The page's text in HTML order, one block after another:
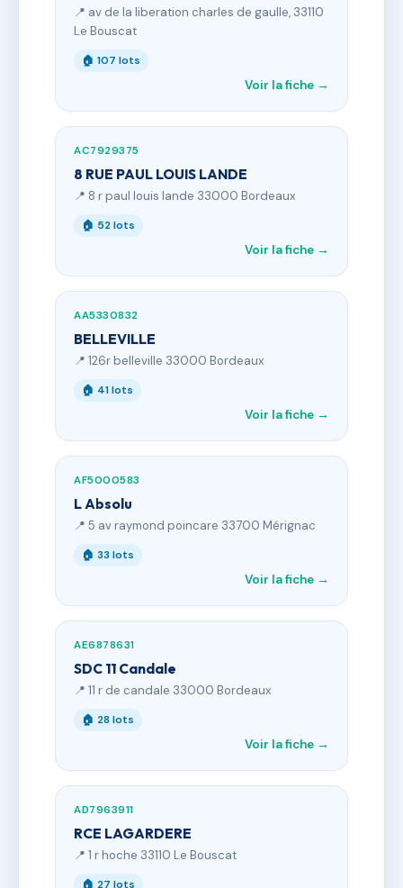
📍 av de la liberation charles de gaulle, 33110
Le Bouscat
🏠 107 lots
Voir la fiche →
AC7929375
8 RUE PAUL LOUIS LANDE
📍 8 r paul louis lande 33000 Bordeaux
🏠 52 lots
Voir la fiche →
AA5330832
BELLEVILLE
📍 126r belleville 33000 Bordeaux
🏠 41 lots
Voir la fiche →
AF5000583
L Absolu
📍 5 av raymond poincare 33700 Mérignac
🏠 33 lots
Voir la fiche →
AE6878631
SDC 11 Candale
📍 11 r de candale 33000 Bordeaux
🏠 28 lots
Voir la fiche →
AD7963911
RCE LAGARDERE
📍 1 r hoche 33110 Le Bouscat
🏠 27 lots